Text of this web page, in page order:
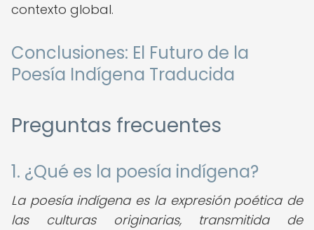
contexto global.
Conclusiones: El Futuro de la
Poesía Indígena Traducida
Preguntas frecuentes
1. ¿Qué es la poesía indígena?
La poesía indígena es la expresión poética de
las culturas originarias, transmitida de